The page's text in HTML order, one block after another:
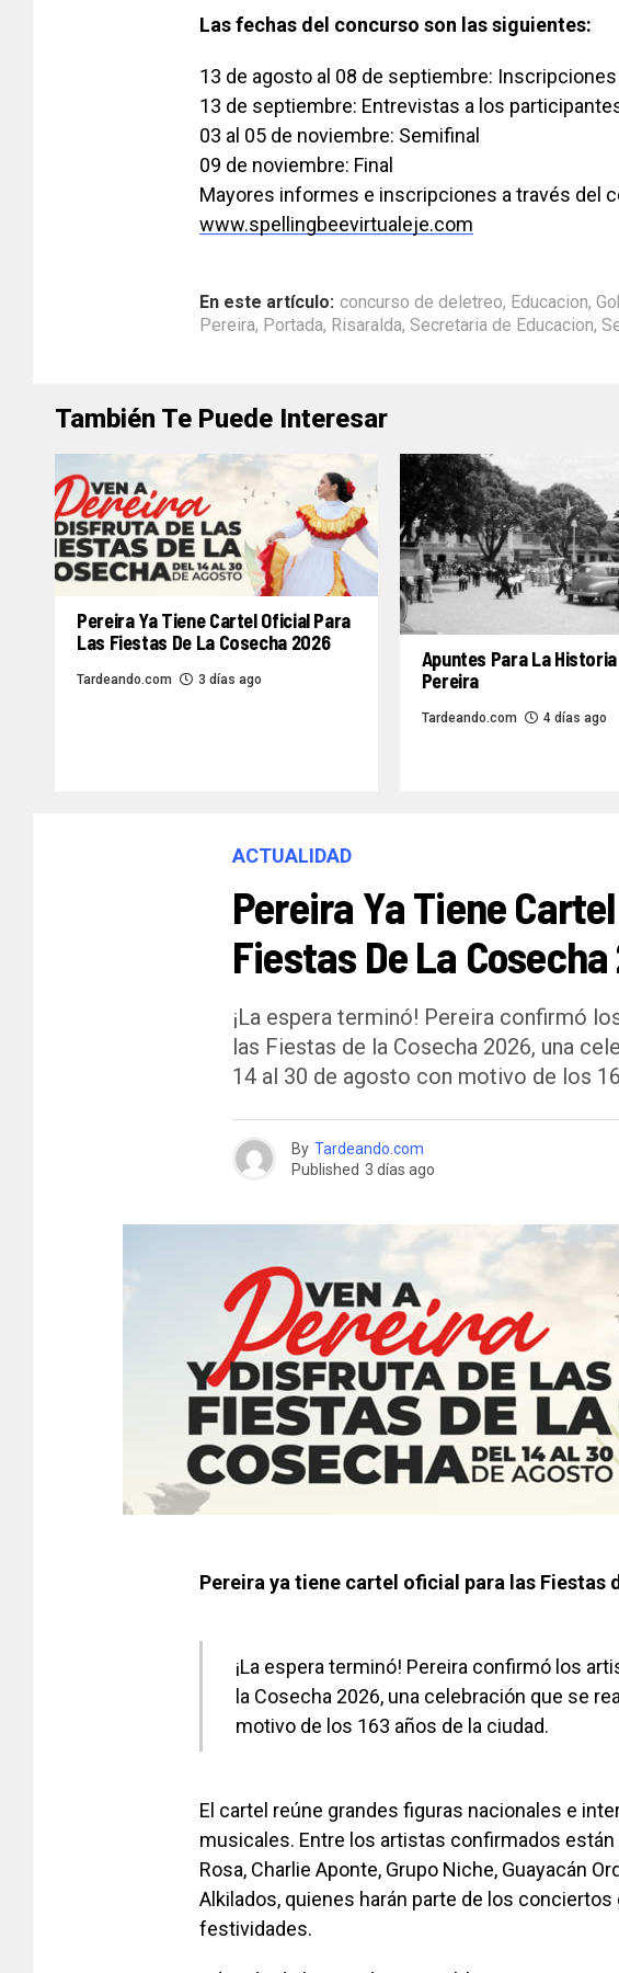
Las fechas del concurso son las siguientes:
13 de agosto al 08 de septiembre:
13 de septiembre: Entrevistas a los
03 al 05 de noviembre: Semifinal
09 de noviembre: Final
Mayores informes e inscripciones a través del
www.spellingbeevirtualeje.com
En este artículo: concurso de deletreo, Educacion,
Pereira, Portada, Risaralda, Secretaria de Educacion,
También Te Puede Interesar
Pereira Ya Tiene Cartel Oficial Para
Las Fiestas De La Cosecha 2026
Tardeando.com 3 días ago
Apuntes Para La Historia
Pereira
Tardeando.com 4 días ago
ACTUALIDAD
Pereira Ya Tiene
Fiestas De La
¡La espera terminó! Pereira confirmó
las Fiestas de la Cosecha 2026, una
14 al 30 de agosto con motivo de los
By Tardeando.com
Published 3 días ago
Pereira ya tiene cartel oficial para las Fiestas
¡La espera terminó! Pereira confirmó los
la Cosecha 2026, una celebración que se
motivo de los 163 años de la ciudad.
El cartel reúne grandes figuras nacionales e
musicales. Entre los artistas confirmados están
Rosa, Charlie Aponte, Grupo Niche, Guayacán
Alkilados, quienes harán parte de los
festividades.